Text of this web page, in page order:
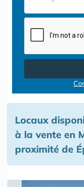
Locaux
à la vente en
proximité de